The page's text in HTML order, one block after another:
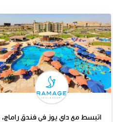
اتبسط مع داي يوز في فندق راماچ،